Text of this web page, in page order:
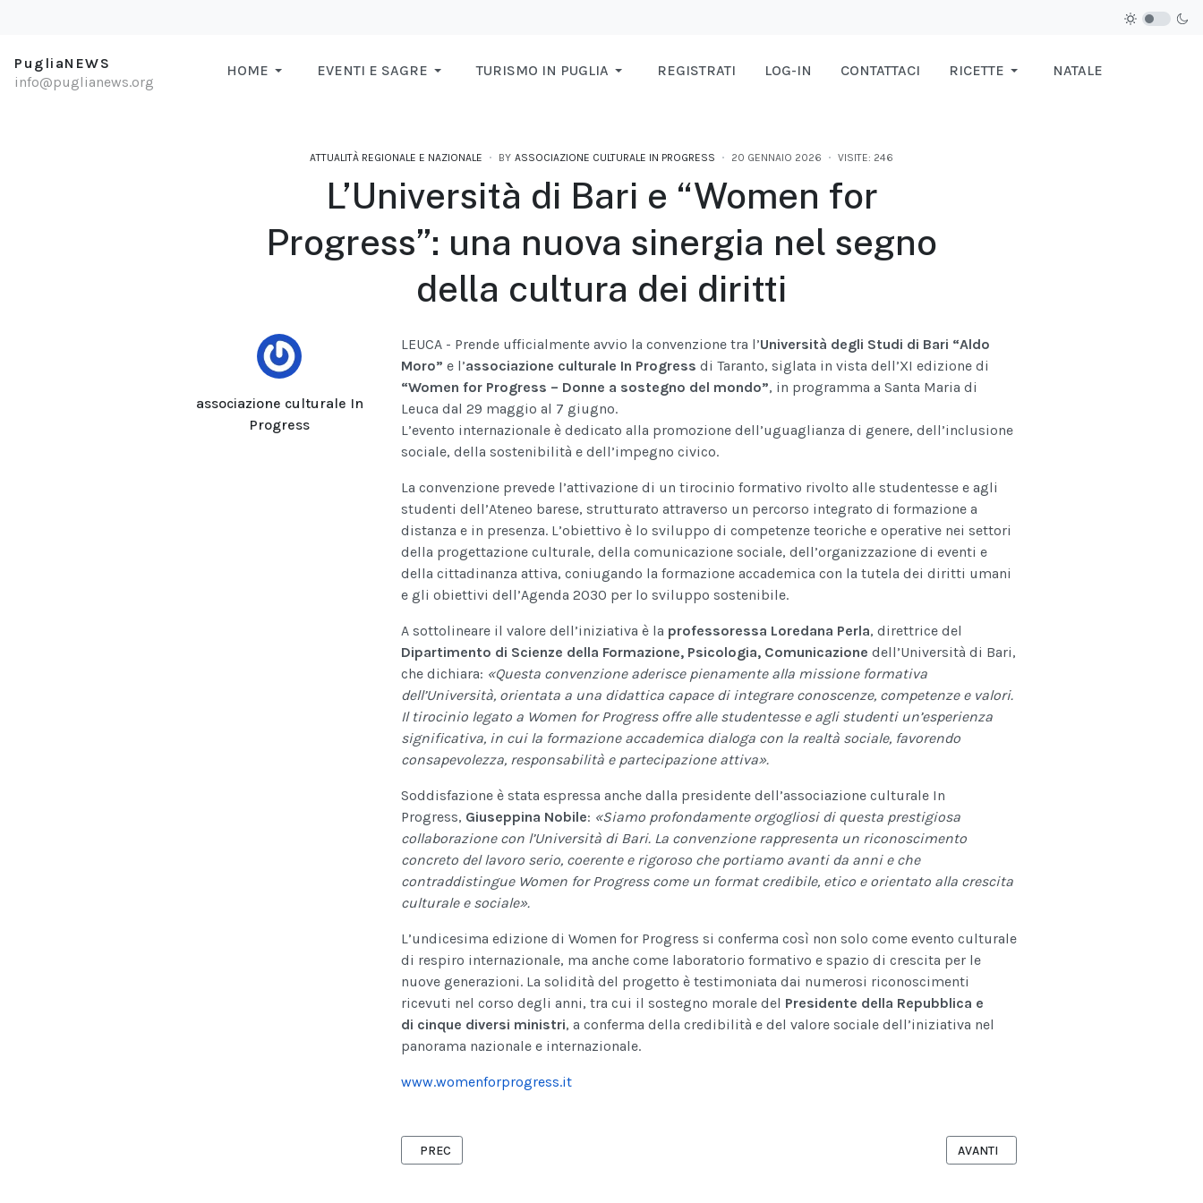
PugliaNEWS
info@puglianews.org
HOME EVENTI E SAGRE TURISMO IN PUGLIA REGISTRATI LOG-IN CONTATTACI RICETTE NATALE
ATTUALITÀ REGIONALE E NAZIONALE BY ASSOCIAZIONE CULTURALE IN PROGRESS 20 GENNAIO 2026 VISITE: 246
L’Università di Bari e “Women for
Progress”: una nuova sinergia nel segno
della cultura dei diritti
associazione culturale In
Progress
LEUCA - Prende ufficialmente avvio la convenzione tra l’Università degli Studi di Bari “Aldo
Moro” e l’associazione culturale In Progress di Taranto, siglata in vista dell’XI edizione di
“Women for Progress – Donne a sostegno del mondo”, in programma a Santa Maria di
Leuca dal 29 maggio al 7 giugno.
L’evento internazionale è dedicato alla promozione dell’uguaglianza di genere, dell’inclusione
sociale, della sostenibilità e dell’impegno civico.
La convenzione prevede l’attivazione di un tirocinio formativo rivolto alle studentesse e agli
studenti dell’Ateneo barese, strutturato attraverso un percorso integrato di formazione a
distanza e in presenza. L’obiettivo è lo sviluppo di competenze teoriche e operative nei settori
della progettazione culturale, della comunicazione sociale, dell’organizzazione di eventi e
della cittadinanza attiva, coniugando la formazione accademica con la tutela dei diritti umani
e gli obiettivi dell’Agenda 2030 per lo sviluppo sostenibile.
A sottolineare il valore dell’iniziativa è la professoressa Loredana Perla, direttrice del
Dipartimento di Scienze della Formazione, Psicologia, Comunicazione dell’Università di Bari,
che dichiara: «Questa convenzione aderisce pienamente alla missione formativa
dell’Università, orientata a una didattica capace di integrare conoscenze, competenze e valori.
Il tirocinio legato a Women for Progress offre alle studentesse e agli studenti un’esperienza
significativa, in cui la formazione accademica dialoga con la realtà sociale, favorendo
consapevolezza, responsabilità e partecipazione attiva».
Soddisfazione è stata espressa anche dalla presidente dell’associazione culturale In
Progress, Giuseppina Nobile: «Siamo profondamente orgogliosi di questa prestigiosa
collaborazione con l’Università di Bari. La convenzione rappresenta un riconoscimento
concreto del lavoro serio, coerente e rigoroso che portiamo avanti da anni e che
contraddistingue Women for Progress come un format credibile, etico e orientato alla crescita
culturale e sociale».
L’undicesima edizione di Women for Progress si conferma così non solo come evento culturale
di respiro internazionale, ma anche come laboratorio formativo e spazio di crescita per le
nuove generazioni. La solidità del progetto è testimoniata dai numerosi riconoscimenti
ricevuti nel corso degli anni, tra cui il sostegno morale del Presidente della Repubblica e
di cinque diversi ministri, a conferma della credibilità e del valore sociale dell’iniziativa nel
panorama nazionale e internazionale.
www.womenforprogress.it
ARTICOLO PRECEDENTE: GENITORIALITÀ, EMOZIONI E CRESCITA NELLO SPORT : UN INCONTRO A TARANTO CON LE AUTRICI ELVIRA D’ALÒ E
PREC ARTICOLO SUCCESSIVO: LOVE GHOST – È
AVANTI